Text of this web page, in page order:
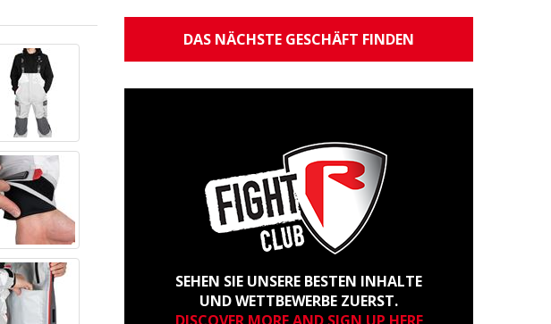
DAS NÄCHSTE GESCHÄFT FINDEN
SEHEN SIE UNSERE BESTEN INHALTE
UND WETTBEWERBE ZUERST.